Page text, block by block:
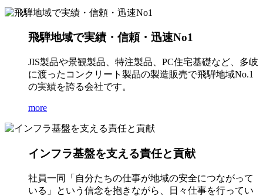
飛騨地域で実績・信頼・迅速No1
JIS製品や景観製品、特注製品、PC住宅基礎など、多岐
に渡ったコンクリート製品の製造販売で飛騨地域No.1
の実績を誇る会社です。
more
インフラ基盤を支える責任と貢献
社員一同「自分たちの仕事が地域の安全につながって
いる」という信念を抱きながら、日々仕事を行ってい